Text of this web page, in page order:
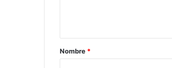
rNombre *